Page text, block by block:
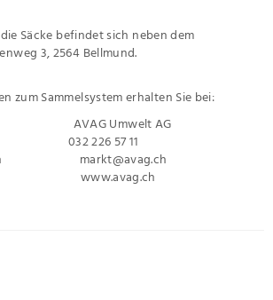
Säcke befindet sich neben dem
3, 2564 Bellmund.
zum Sammelsystem erhalten Sie bei:
AVAG Umwelt AG
032 226 57 11
markt@avag.ch
www.avag.ch